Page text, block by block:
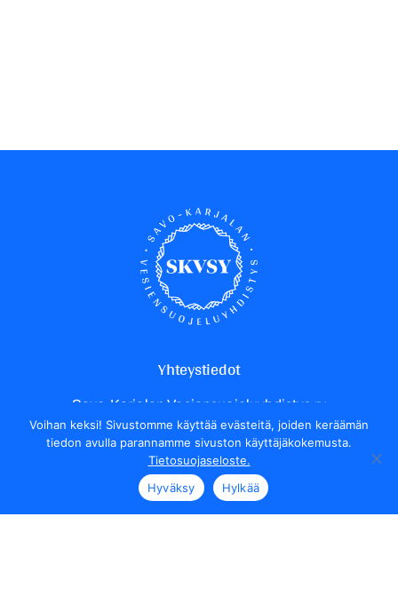
Yhteystiedot
Savo-Karjalan Vesiensuojeluyhdistys ry
Yrittäjäntie 24
70150 Kuopio
Henkilökunnan yhteystiedot
Voihan keksi! Sivustomme käyttää evästeitä, joiden keräämän
tiedon avulla parannamme sivuston käyttäjäkokemusta.
Tietosuojaseloste.
Hyväksy
Hylkää